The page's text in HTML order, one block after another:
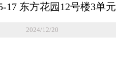
17 东方花园12号楼3单元
2024/12/20